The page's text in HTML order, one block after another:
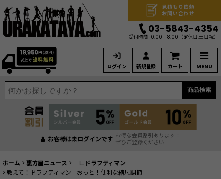
ログイン 新規登録 カート MENU
見積もり依頼
お問い合わせ
03-5843-4354
受付時間 10:00-18:00 （定休日:土日祝）
商品検索
お客様は未ログインです お得な会員割引あります！
ぜひご登録ください
ホーム > 裏方屋ニュース >
∟ドラフティマン
> 教えて！ドラフティマン：おっと！便利な縮尺調節